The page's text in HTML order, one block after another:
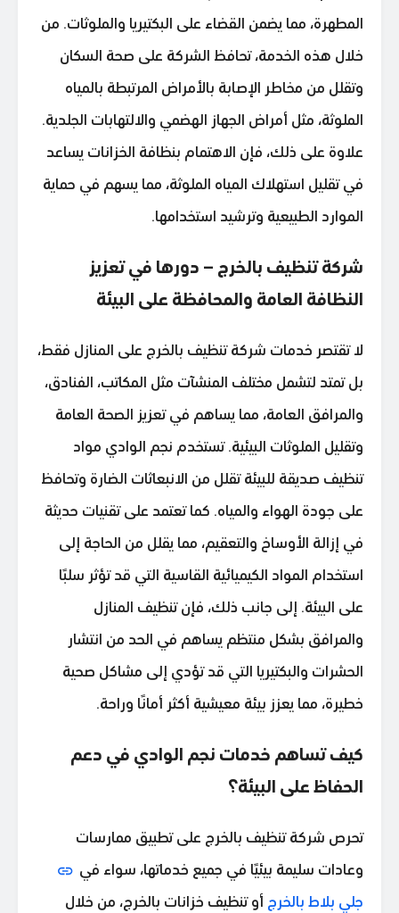
المطهرة، مما يضمن القضاء على البكتيريا والملوثات. من
خلال هذه الخدمة، تحافظ الشركة على صحة السكان
وتقلل من مخاطر الإصابة بالأمراض المرتبطة بالمياه
الملوثة، مثل أمراض الجهاز الهضمي والالتهابات الجلدية.
علاوة على ذلك، فإن الاهتمام بنظافة الخزانات يساعد
في تقليل استهلاك المياه الملوثة، مما يسهم في حماية
الموارد الطبيعية وترشيد استخدامها.
شركة تنظيف بالخرج – دورها في تعزيز
النظافة العامة والمحافظة على البيئة
لا تقتصر خدمات شركة تنظيف بالخرج على المنازل فقط،
بل تمتد لتشمل مختلف المنشآت مثل المكاتب، الفنادق،
والمرافق العامة، مما يساهم في تعزيز الصحة العامة
وتقليل الملوثات البيئية. تستخدم نجم الوادي مواد
تنظيف صديقة للبيئة تقلل من الانبعاثات الضارة وتحافظ
على جودة الهواء والمياه. كما تعتمد على تقنيات حديثة
في إزالة الأوساخ والتعقيم، مما يقلل من الحاجة إلى
استخدام المواد الكيميائية القاسية التي قد تؤثر سلبًا
على البيئة. إلى جانب ذلك، فإن تنظيف المنازل
والمرافق بشكل منتظم يساهم في الحد من انتشار
الحشرات والبكتيريا التي قد تؤدي إلى مشاكل صحية
خطيرة، مما يعزز بيئة معيشية أكثر أمانًا وراحة.
كيف تساهم خدمات نجم الوادي في دعم
الحفاظ على البيئة؟
تحرص شركة تنظيف بالخرج على تطبيق ممارسات
وعادات سليمة بيئيًا في جميع خدماتها، سواء في
جلي بلاط بالخرج أو تنظيف خزانات بالخرج، من خلال